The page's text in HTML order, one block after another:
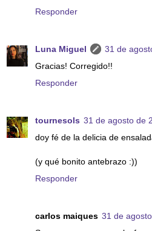
Responder
Luna Miguel
31 de
Gracias! Corregido!!
Responder
tournesols 31 de agosto de
doy fé de la delicia de
(y qué bonito antebrazo :))
Responder
carlos maiques 31 de